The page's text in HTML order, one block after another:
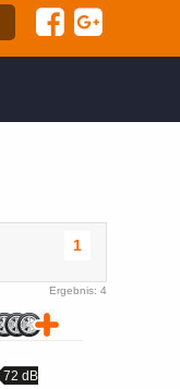
1
Ergebnis: 4
72 dB